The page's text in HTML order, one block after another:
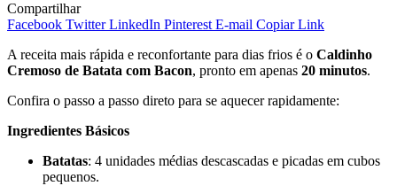
Compartilhar
Facebook Twitter LinkedIn Pinterest E-mail Copiar Link
A receita mais rápida e reconfortante para dias frios é o Caldinho
Cremoso de Batata com Bacon, pronto em apenas 20 minutos.
Confira o passo a passo direto para se aquecer rapidamente:
Ingredientes Básicos
Batatas: 4 unidades médias descascadas e picadas em cubos
pequenos.